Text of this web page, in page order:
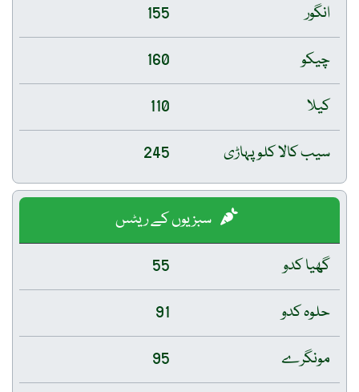
انگور
155
چیکو
160
کیلا
110
سیب کالا کلو پہاڑی
245
سبزیوں کے ریٹس
گھیا کدو
55
حلوہ کدو
91
مونگرے
95